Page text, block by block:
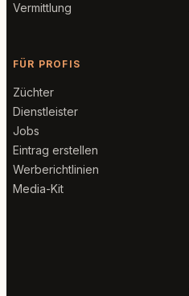
Vermittlung
FÜR PROFIS
Züchter
Dienstleister
Jobs
Eintrag erstellen
Werberichtlinien
Media-Kit